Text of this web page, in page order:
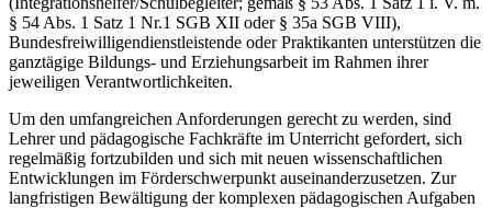
§ 54 Abs. 1 Satz 1 Nr.1 SGB XII oder § 35a SGB VIII),
Bundesfreiwilligendienstleistende oder Praktikanten unterstützen die
ganztägige Bildungs- und Erziehungsarbeit im Rahmen ihrer
jeweiligen Verantwortlichkeiten.
Um den umfangreichen Anforderungen gerecht zu werden, sind
Lehrer und pädagogische Fachkräfte im Unterricht gefordert, sich
regelmäßig fortzubilden und sich mit neuen wissenschaftlichen
Entwicklungen im Förderschwerpunkt auseinanderzusetzen. Zur
langfristigen Bewältigung der komplexen pädagogischen Aufgaben